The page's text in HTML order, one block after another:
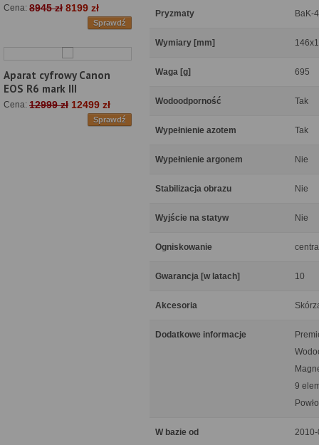
Cena: 8945 zł 8199 zł
Sprawdź
Aparat cyfrowy Canon
EOS R6 mark III
Cena: 12999 zł 12499 zł
Sprawdź
Pryzmaty BaK-
Wymiary [mm]
Waga [g] 695
Wodoodporność Tak
Wypełnienie azotem Tak
Wypełnienie argonem Nie
Stabilizacja obrazu Nie
Wyjście na statyw Nie
Ogniskowanie
Gwarancja [w latach] 10
Akcesoria
Dodatkowe informacje
9
W bazie od